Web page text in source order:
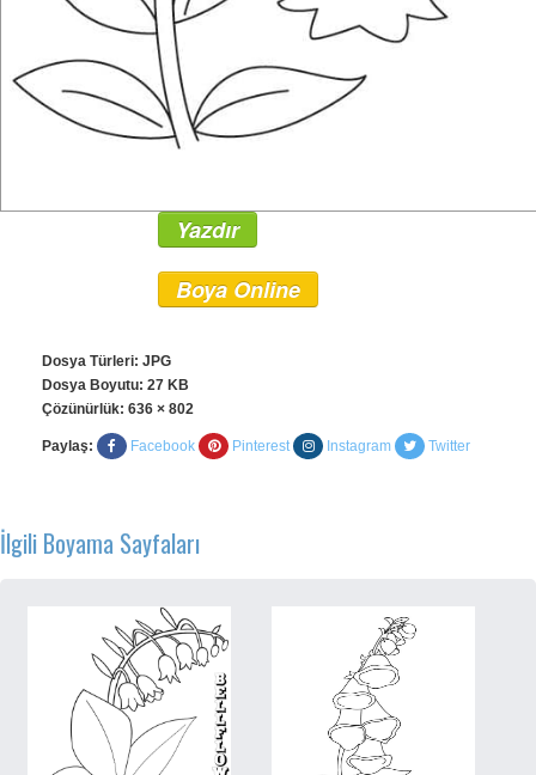
Yazdır
Boya Online
Dosya Türleri: JPG
Dosya Boyutu: 27 KB
Çözünürlük: 636 × 802
Paylaş: Facebook Pinterest Instagram Twitter
İlgili Boyama Sayfaları